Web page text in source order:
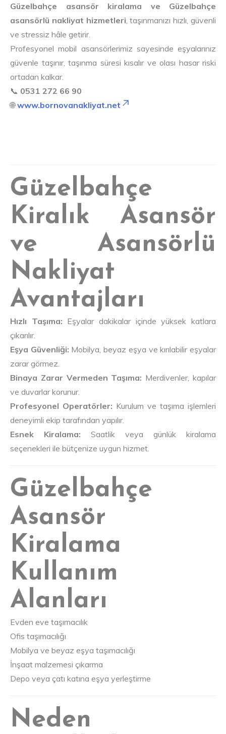
Güzelbahçe asansör kiralama ve Güzelbahçe
asansörlü nakliyat hizmetleri , taşınmanızı hızlı, güvenli
ve stressiz hâle getirir.
Profesyonel mobil asansörlerimiz sayesinde eşyalarınız
güvenle taşınır, taşınma süresi kısalır ve olası hasar riski
ortadan kalkar.
📞 0531 272 66 90
🌐www.bornovanakliyat.net
Güzelbahçe
Kiralık Asansör
ve Asansörlü
Nakliyat
Avantajları
Hızlı Taşıma: Eşyalar dakikalar içinde yüksek katlara
çıkarılır.
Eşya Güvenliği: Mobilya, beyaz eşya ve kırılabilir eşyalar
zarar görmez.
Binaya Zarar Vermeden Taşıma: Merdivenler, kapılar
ve duvarlar korunur.
Profesyonel Operatörler: Kurulum ve taşıma işlemleri
deneyimli ekip tarafından yapılır.
Esnek Kiralama: Saatlik veya günlük kiralama
seçenekleri ile bütçenize uygun hizmet.
Güzelbahçe
Asansör
Kiralama
Kullanım
Alanları
Evden eve taşımacılık
Ofis taşımacılığı
Mobilya ve beyaz eşya taşımacılığı
İnşaat malzemesi çıkarma
Depo veya çatı katına eşya yerleştirme
Neden